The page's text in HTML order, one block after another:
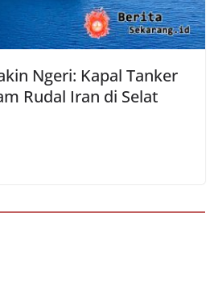
Ngeri: Kapal Tanker
Rudal Iran di Selat